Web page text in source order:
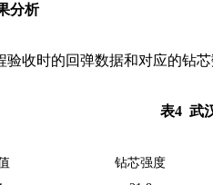
分析
验收时的回弹数据和对应的钻
表4 武
钻芯强度